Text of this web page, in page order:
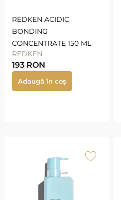
REDKEN ACIDIC
BONDING
CONCENTRATE 150 ML
REDKEN
193 RON
Adaugă în coș